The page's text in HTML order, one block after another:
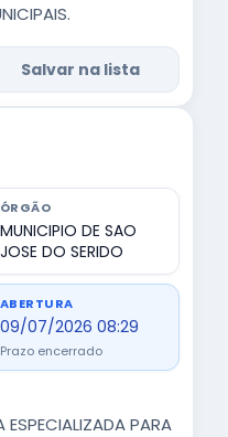
Salvar na lista
ÓRGÃO
MUNICIPIO DE SAO
JOSE DO SERIDO
ABERTURA
09/07/2026 08:29
Prazo encerrado
PARA